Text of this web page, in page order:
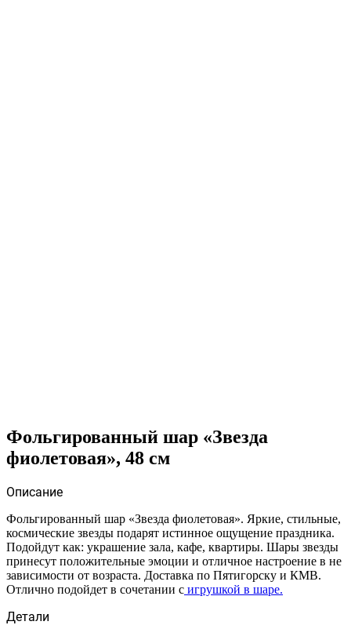
Фольгированный шар «Звезда
фиолетовая», 48 см
Описание
Фольгированный шар «Звезда фиолетовая». Яркие, стильные,
космические звезды подарят истинное ощущение праздника.
Подойдут как: украшение зала, кафе, квартиры. Шары звезды
принесут положительные эмоции и отличное настроение в не
зависимости от возраста. Доставка по Пятигорску и КМВ.
Отлично подойдет в сочетании с игрушкой в шаре.
Детали